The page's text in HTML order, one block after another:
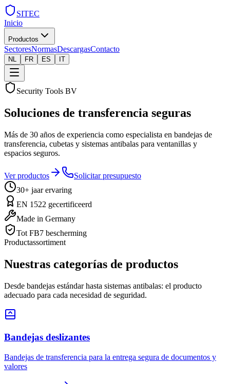
SITEC
Inicio
Productos
SectoresNormasDescargasContacto
NL FR ES IT
Security Tools BV
Soluciones de transferencia seguras
Más de 30 años de experiencia como especialista en bandejas de
transferencia, cubetas y sistemas antibalas para ventanillas y
espacios seguros.
Ver productos
Solicitar presupuesto
30+ jaar ervaring
EN 1522 gecertificeerd
Made in Germany
Tot FB7 bescherming
Productassortiment
Nuestras categorías de productos
Desde bandejas estándar hasta sistemas antibalas: el producto
adecuado para cada necesidad de seguridad.
Bandejas deslizantes
Bandejas de transferencia para la entrega segura de documentos y
valores